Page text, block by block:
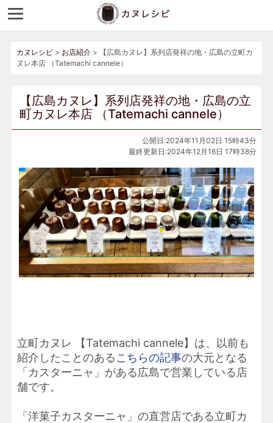
カヌレシピ> お店紹介>
【広島カヌレ】系列店発祥の地・広島の立町カ
ヌレ本店 （Tatemachi cannele）
【広島カヌレ】系列店発祥の地・広島の立
町カヌレ本店 （Tatemachi cannele）
公開日:2024年11月02日 15時43分
最終更新日:2024年12月16日 17時38分
立町カヌレ 【Tatemachi cannele】は、以前も
紹介したことのあるこちらの記事の大元となる
「カスターニャ」がある広島で営業している店
舗です。
「洋菓子カスターニャ」の直営店である立町カ